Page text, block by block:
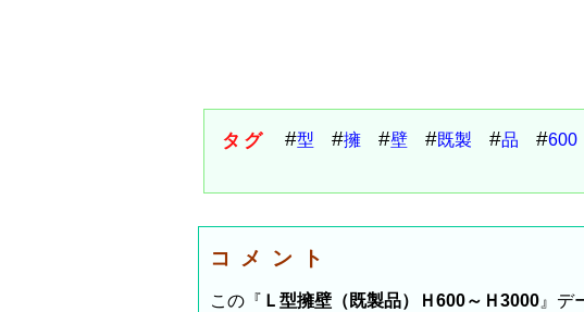
タグ 型 擁 壁 既製 品 600
コメント
この『 Ｌ型擁壁（既製品）Ｈ600～Ｈ3000 』デ